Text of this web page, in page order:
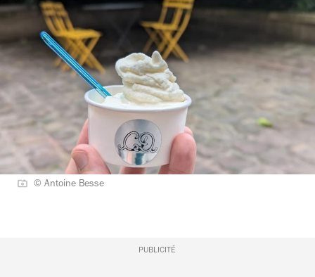
© Antoine Besse
PUBLICITÉ